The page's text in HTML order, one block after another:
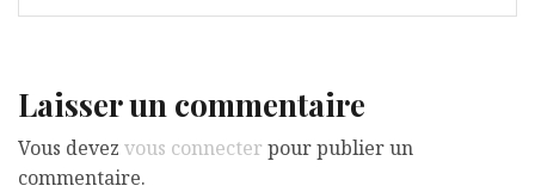
Laisser un commentaire
Vous devez vous connecter pour publier un
commentaire.